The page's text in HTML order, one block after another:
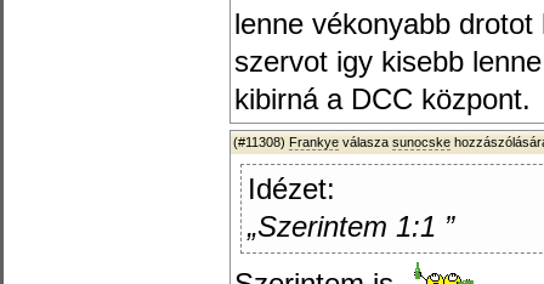
lenne vékonyabb
szervot igy kisebb
kibirná a DCC központ.
(#11308) Frankye válasza sunocske
Idézet:
„Szerintem 1:1 ”